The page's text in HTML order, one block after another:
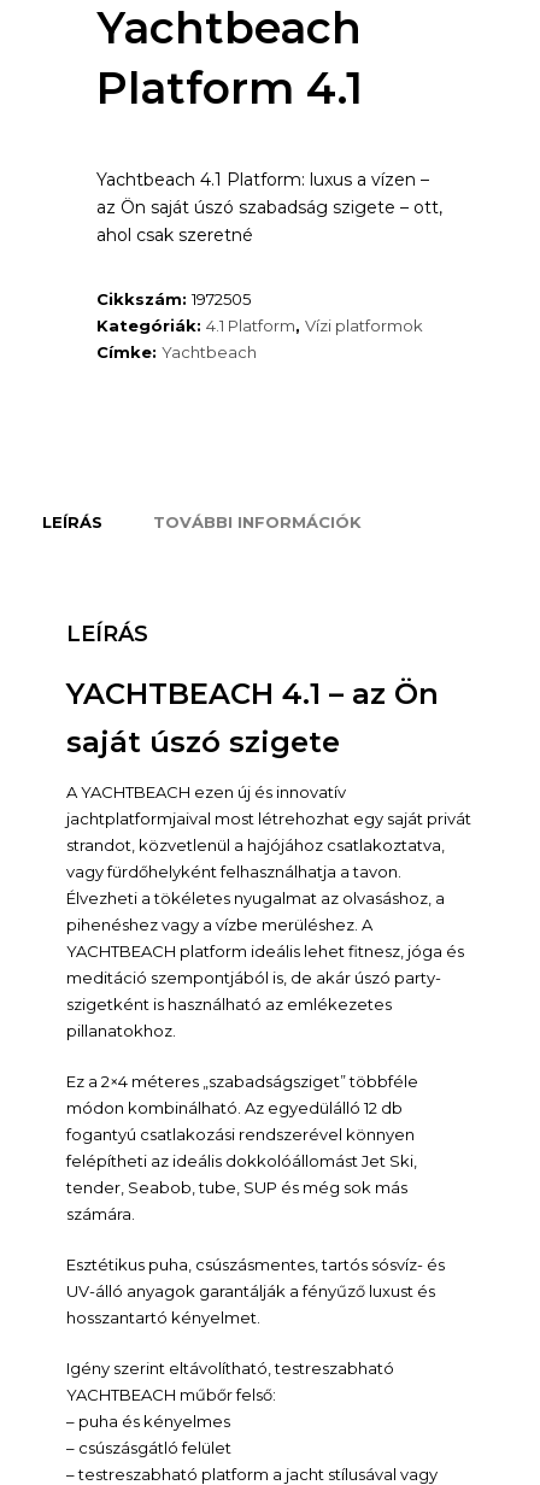
Yachtbeach
Platform 4.1
Yachtbeach 4.1 Platform: luxus a vízen –
az Ön saját úszó szabadság szigete – ott,
ahol csak szeretné
Cikkszám:1972505
Kategóriák: 4.1 Platform, Vízi platformok
Címke: Yachtbeach
LEÍRÁS TOVÁBBI INFORMÁCIÓK
LEÍRÁS
YACHTBEACH 4.1 – az Ön
saját úszó szigete
A YACHTBEACH ezen új és innovatív
jachtplatformjaival most létrehozhat egy saját privát
strandot, közvetlenül a hajójához csatlakoztatva,
vagy fürdőhelyként felhasználhatja a tavon.
Élvezheti a tökéletes nyugalmat az olvasáshoz, a
pihenéshez vagy a vízbe merüléshez. A
YACHTBEACH platform ideális lehet fitnesz, jóga és
meditáció szempontjából is, de akár úszó party-
szigetként is használható az emlékezetes
pillanatokhoz.
Ez a 2×4 méteres „szabadságsziget” többféle
módon kombinálható. Az egyedülálló 12 db
fogantyú csatlakozási rendszerével könnyen
felépítheti az ideális dokkolóállomást Jet Ski,
tender, Seabob, tube, SUP és még sok más
számára.
Esztétikus puha, csúszásmentes, tartós sósvíz- és
UV-álló anyagok garantálják a fényűző luxust és
hosszantartó kényelmet.
Igény szerint eltávolítható, testreszabható
YACHTBEACH műbőr felső:
– puha és kényelmes
– csúszásgátló felület
– testreszabható platform a jacht stílusával vagy